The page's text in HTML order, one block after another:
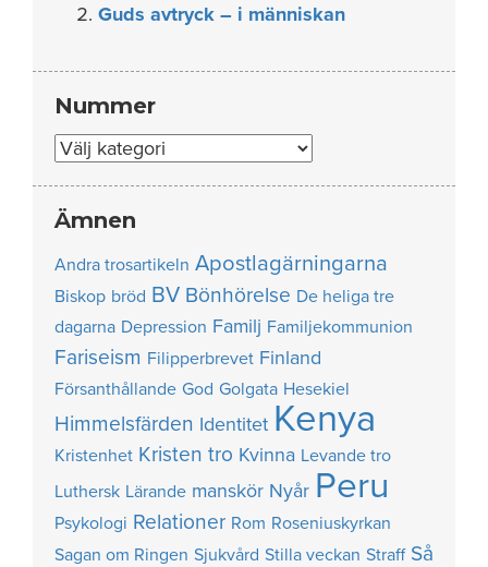
Guds avtryck – i människan
Nummer
Nummer
Ämnen
Andra trosartikeln Apostlagärningarna
Biskop bröd BV Bönhörelse De heliga tre
dagarna Depression Familj Familjekommunion
Fariseism Filipperbrevet Finland
Försanthållande God Golgata Hesekiel
Himmelsfärden Identitet Kenya
Kristenhet Kristen tro Kvinna Levande tro
Luthersk Lärande manskör Nyår Peru
Psykologi Relationer Rom Roseniuskyrkan
Sagan om Ringen Sjukvård Stilla veckan Straff Så